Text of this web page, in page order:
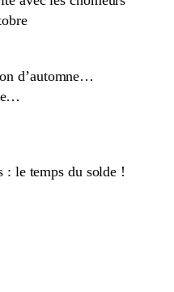
d’automne…
: le temps du solde !